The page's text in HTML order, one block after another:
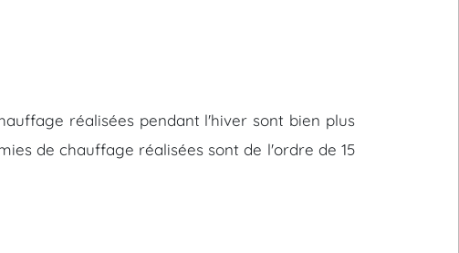
réalisées pendant l'hiver sont bien plus
de chauffage réalisées sont de l'ordre de 15